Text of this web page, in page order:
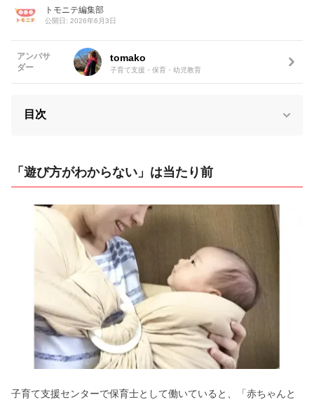
トモニテ編集部
公開日: 2026年6月3日
アンバサ
ダー
tomako
子育て支援・保育・幼児教育
目次
「遊び方がわからない」は当たり前
子育て支援センターで保育士として働いていると、「赤ちゃんと